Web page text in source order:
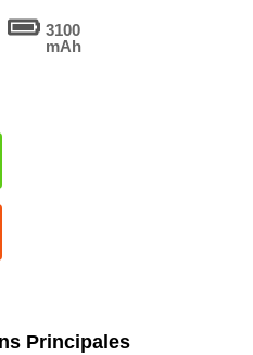
3100
mAh
Principales